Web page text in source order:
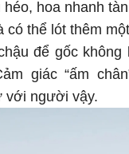
hoa nhanh
có thể lót thêm
để gốc không
giác “ấm
với người vậy.